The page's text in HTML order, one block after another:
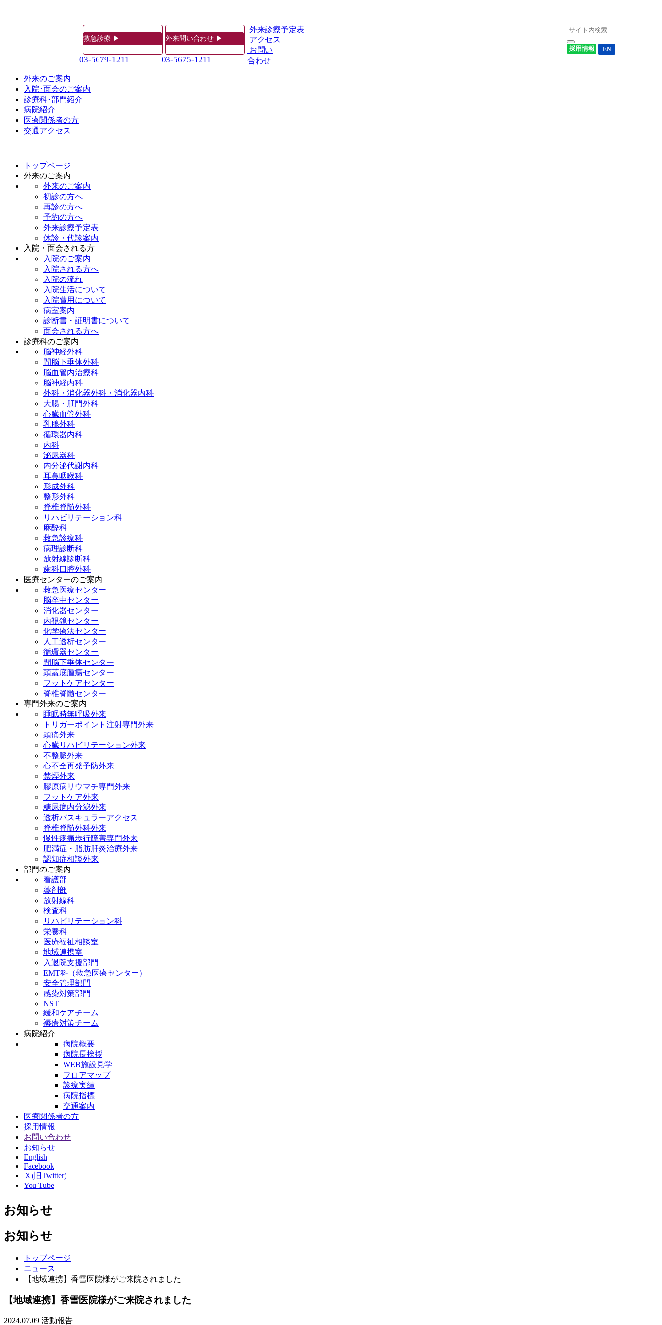
救急診療 ▶
03-5679-1211
外来問い合わせ ▶
03-5675-1211
EN
採用情報
外来診療予定表
アクセス
お問い
合わせ
外来のご案内
入院･面会のご案内
診療科･部門紹介
病院紹介
医療関係者の方
交通アクセス
トップページ
外来のご案内
外来のご案内
初診の方へ
再診の方へ
予約の方へ
外来診療予定表
休診・代診案内
入院・面会される方
入院のご案内
入院される方へ
入院の流れ
入院生活について
入院費用について
病室案内
診断書・証明書について
面会される方へ
診療科のご案内
脳神経外科
間脳下垂体外科
脳血管内治療科
脳神経内科
外科・消化器外科・消化器内科
大腸・肛門外科
心臓血管外科
乳腺外科
循環器内科
内科
泌尿器科
内分泌代謝内科
耳鼻咽喉科
形成外科
整形外科
脊椎脊髄外科
リハビリテーション科
麻酔科
救急診療科
病理診断科
放射線診断科
歯科口腔外科
医療センターのご案内
救急医療センター
脳卒中センター
消化器センター
内視鏡センター
化学療法センター
人工透析センター
循環器センター
間脳下垂体センター
頭蓋底腫瘍センター
フットケアセンター
脊椎脊髄センター
専門外来のご案内
睡眠時無呼吸外来
トリガーポイント注射専門外来
頭痛外来
心臓リハビリテーション外来
不整脈外来
心不全再発予防外来
禁煙外来
膠原病リウマチ専門外来
フットケア外来
糖尿病内分泌外来
透析バスキュラーアクセス
脊椎脊髄外科外来
慢性疼痛歩行障害専門外来
肥満症・脂肪肝炎治療外来
認知症相談外来
部門のご案内
看護部
薬剤部
放射線科
検査科
リハビリテーション科
栄養科
医療福祉相談室
地域連携室
入退院支援部門
EMT科（救急医療センター）
安全管理部門
感染対策部門
NST
緩和ケアチーム
褥瘡対策チーム
病院紹介
病院概要
病院長挨拶
WEB施設見学
フロアマップ
診療実績
病院指標
交通案内
医療関係者の方
採用情報
お問い合わせ
お知らせ
English
Facebook
Ｘ(旧Twitter)
You Tube
お知らせ
お知らせ
トップページ
ニュース
【地域連携】香雪医院様がご来院されました
【地域連携】香雪医院様がご来院されました
2024.07.09 活動報告